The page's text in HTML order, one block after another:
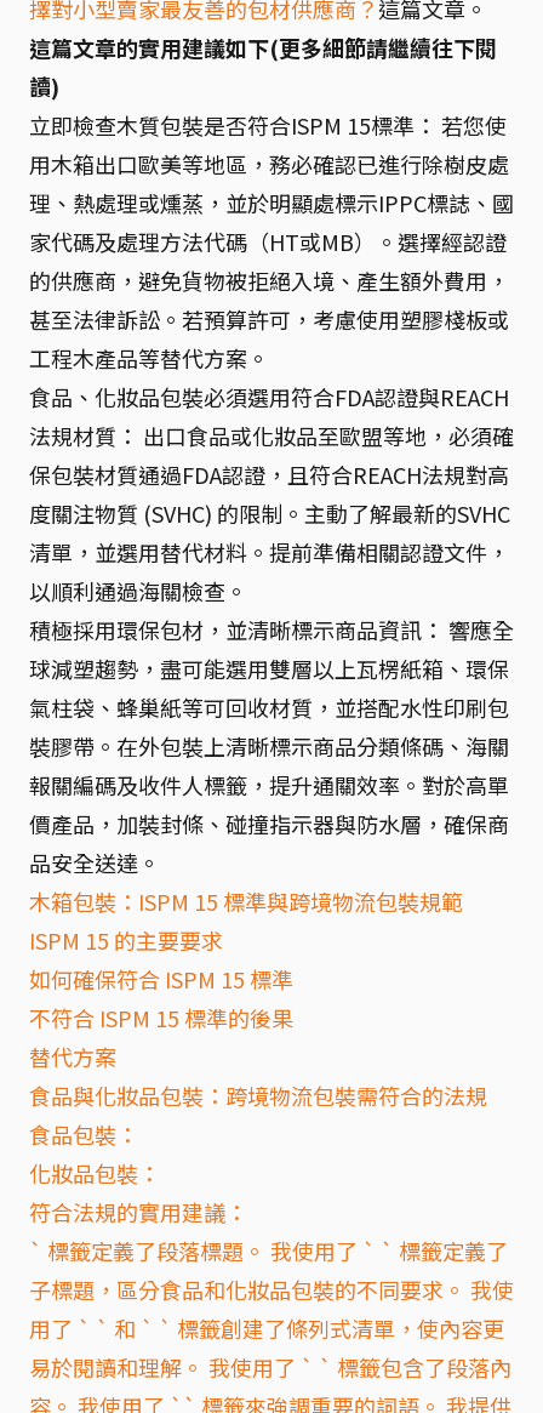
擇對小型賣家最友善的包材供應商？這篇文章。
這篇文章的實用建議如下(更多細節請繼續往下閱
讀)
立即檢查木質包裝是否符合ISPM 15標準： 若您使
用木箱出口歐美等地區，務必確認已進行除樹皮處
理、熱處理或燻蒸，並於明顯處標示IPPC標誌、國
家代碼及處理方法代碼（HT或MB）。選擇經認證
的供應商，避免貨物被拒絕入境、產生額外費用，
甚至法律訴訟。若預算許可，考慮使用塑膠棧板或
工程木產品等替代方案。
食品、化妝品包裝必須選用符合FDA認證與REACH
法規材質： 出口食品或化妝品至歐盟等地，必須確
保包裝材質通過FDA認證，且符合REACH法規對高
度關注物質 (SVHC) 的限制。主動了解最新的SVHC
清單，並選用替代材料。提前準備相關認證文件，
以順利通過海關檢查。
積極採用環保包材，並清晰標示商品資訊： 響應全
球減塑趨勢，盡可能選用雙層以上瓦楞紙箱、環保
氣柱袋、蜂巢紙等可回收材質，並搭配水性印刷包
裝膠帶。在外包裝上清晰標示商品分類條碼、海關
報關編碼及收件人標籤，提升通關效率。對於高單
價產品，加裝封條、碰撞指示器與防水層，確保商
品安全送達。
木箱包裝：ISPM 15 標準與跨境物流包裝規範
ISPM 15 的主要要求
如何確保符合 ISPM 15 標準
不符合 ISPM 15 標準的後果
替代方案
食品與化妝品包裝：跨境物流包裝需符合的法規
食品包裝：
化妝品包裝：
符合法規的實用建議：
` 標籤定義了段落標題。 我使用了 ` ` 標籤定義了
子標題，區分食品和化妝品包裝的不同要求。 我使
用了 ` ` 和 ` ` 標籤創建了條列式清單，使內容更
易於閱讀和理解。 我使用了 ` ` 標籤包含了段落內
容。 我使用了 `` 標籤來強調重要的詞語。 我提供